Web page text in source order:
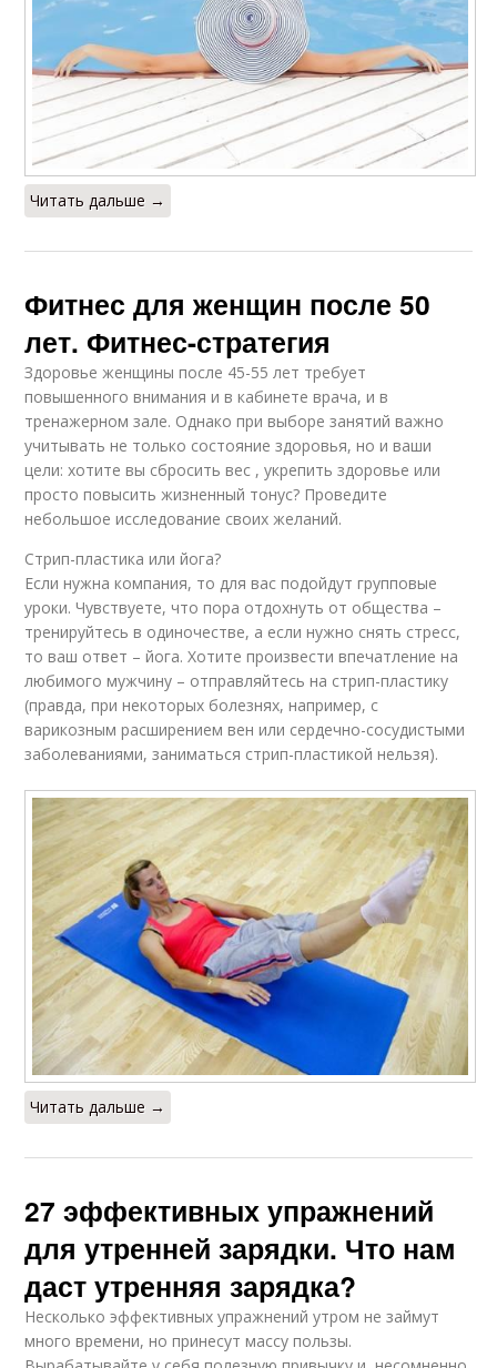
Читать дальше →
Фитнес для женщин после 50
лет. Фитнес-стратегия
Здоровье женщины после 45-55 лет требует
повышенного внимания и в кабинете врача, и в
тренажерном зале. Однако при выборе занятий важно
учитывать не только состояние здоровья, но и ваши
цели: хотите вы сбросить вес , укрепить здоровье или
просто повысить жизненный тонус? Проведите
небольшое исследование своих желаний.
Стрип-пластика или йога?
Если нужна компания, то для вас подойдут групповые
уроки. Чувствуете, что пора отдохнуть от общества –
тренируйтесь в одиночестве, а если нужно снять стресс,
то ваш ответ – йога. Хотите произвести впечатление на
любимого мужчину – отправляйтесь на стрип-пластику
(правда, при некоторых болезнях, например, с
варикозным расширением вен или сердечно-сосудистыми
заболеваниями, заниматься стрип-пластикой нельзя).
Читать дальше →
27 эффективных упражнений
для утренней зарядки. Что нам
даст утренняя зарядка?
Несколько эффективных упражнений утром не займут
много времени, но принесут массу пользы.